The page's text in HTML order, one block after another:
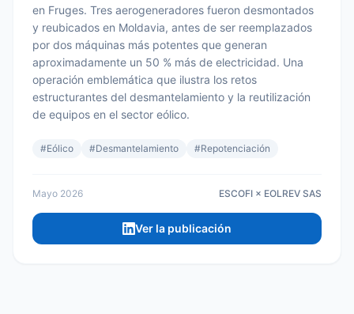
en Fruges. Tres aerogeneradores fueron desmontados
y reubicados en Moldavia, antes de ser reemplazados
por dos máquinas más potentes que generan
aproximadamente un 50 % más de electricidad. Una
operación emblemática que ilustra los retos
estructurantes del desmantelamiento y la reutilización
de equipos en el sector eólico.
#Eólico #Desmantelamiento #Repotenciación
Mayo 2026 ESCOFI × EOLREV SAS
Ver la publicación